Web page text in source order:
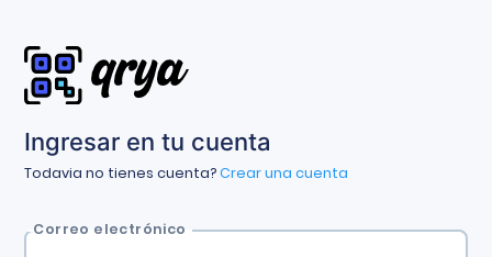
Ingresar en tu cuenta
Todavia no tienes cuenta?Crear una cuenta
Correo electrónico